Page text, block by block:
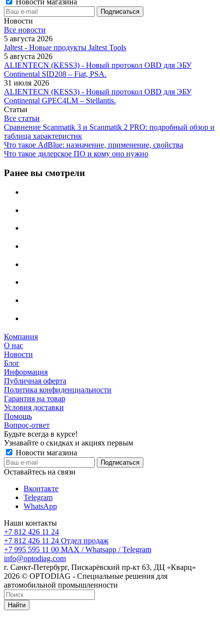
Новости магазина
Новости
Все новости
5 августа 2026
Jaltest - Новые продукты Jaltest Tools
5 августа 2026
ALIENTECN (KESS3) - Новый протокол OBD для ЭБУ
Continental SID208 – Fiat, PSA.
31 июля 2026
ALIENTECN (KESS3) - Новый протокол OBD для ЭБУ
Continental GPEC4LM – Stellantis.
Статьи
Все статьи
Сравнение Scanmatik 3 и Scanmatik 2 PRO: подробный обзор и
таблица характеристик
Что такое AdBlue: назначение, применение, свойства
Что такое дилерское ПО и кому оно нужно
Ранее вы смотрели
Компания
О нас
Новости
Блог
Информация
Публичная оферта
Политика конфиденциальности
Гарантия на товар
Условия доставки
Помощь
Вопрос-ответ
Будьте всегда в курсе!
Узнавайте о скидках и акциях первым
Новости магазина
Оставайтесь на связи
Вконтакте
Telegram
WhatsApp
Наши контакты
+7 812 426 11 24
+7 812 426 11 24 Отдел продаж
+7 995 595 11 00 MAX / Whatsapp / Telegram
info@optodiag.com
г. Санкт-Петербург, Пискарёвский пр-кт 63, ДЦ «Кварц»
2026 © OPTODIAG - Специальные решения для
автомобильной промышленности
Найти